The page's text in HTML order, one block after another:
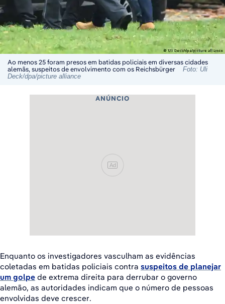
Ao menos 25 foram presos em batidas policiais em diversas cidades
alemãs, suspeitos de envolvimento com os Reichsbürger
Foto: Uli
Deck/dpa/picture alliance
ANÚNCIO
Ad
Enquanto os investigadores vasculham as evidências
coletadas em batidas policiais contra suspeitos de planejar
um golpe de extrema direita para derrubar o governo
alemão, as autoridades indicam que o número de pessoas
envolvidas deve crescer.